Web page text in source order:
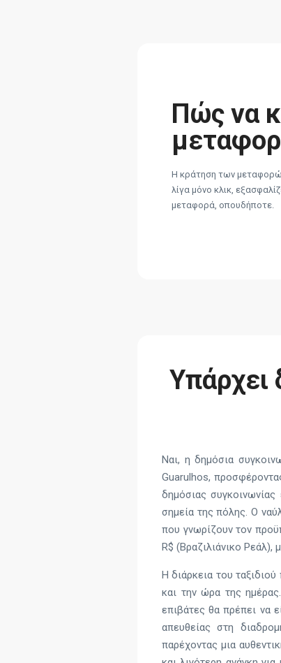
Πώς να
Η κράτηση των
λίγα μόνο κλικ,
μεταφορά, οπουδήποτε.
Υπάρχει
Ναι, η δημόσια
Guarulhos,
δημόσιας
σημεία της πόλης. Ο
που γνωρίζουν τον
R$ (Βραζιλιάνικο
Η διάρκεια του
και την ώρα της
επιβάτες θα πρέπει να
απευθείας στη
παρέχοντας μια